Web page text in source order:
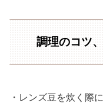
調理のコツ
・レンズ豆を炊く際